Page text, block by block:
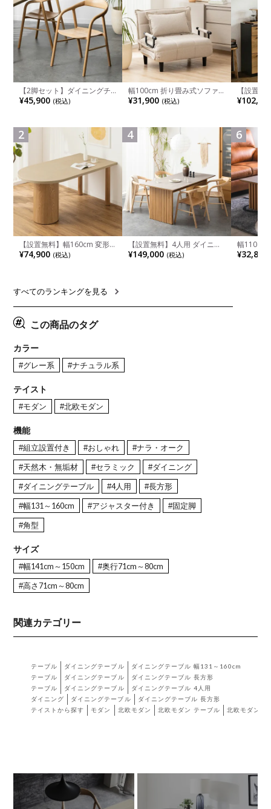
【2脚セット】ダイニングチ
ェア 木製 LUGA 肘付き チェ
ア 天然木 リビング椅子 板座
ュラル ブラウン 完成品
¥45,900 (税込)
2
【設置無料】幅160cm 変形
半円 ダイニングテーブル モ
ルタル風 LENAS コンクリー
リア風 グレージュ
¥74,900 (税込)
幅100cm 折り畳み式ソファ
ベッド コンパクト リクライ
ニング カウチスタイル 省ス
¥31,900 (税込)
4
【設置無料】4人用 ダイニン
グテーブルセット 5点 LUGA
セラミックテーブル おしゃれ
¥149,000 (税込)
【設置
チンカウ
板 引き出
れ ウッデ
ル グレー
6
幅110cm
木目調 リ
付き 長方
¥32,800
すべてのランキングを見る
この商品のタグ
カラー
#グレー系 #ナチュラル系
テイスト
#モダン #北欧モダン
機能
#組立設置付き #おしゃれ #ナラ・オーク
#天然木・無垢材 #セラミック #ダイニング
#ダイニングテーブル #4人用 #長方形
#幅131～160cm #アジャスター付き #固定脚
#角型
サイズ
#幅141cm～150cm #奥行71cm～80cm
#高さ71cm～80cm
関連カテゴリー
テーブル ダイニングテーブル
ダイニングテーブル 幅131～160cm
テーブル
ダイニングテーブル
ダイニングテーブル 長方形
テーブル
ダイニングテーブル
ダイニングテーブル 4人用
ダイニング
ダイニングテーブル
ダイニングテーブル 長方形
テイストから探す
モダン 北欧モダン 北欧モダン テーブル 北欧モダン ダ